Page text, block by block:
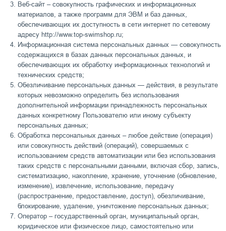
Веб-сайт – совокупность графических и информационных
материалов, а также программ для ЭВМ и баз данных,
обеспечивающих их доступность в сети интернет по сетевому
адресу http://www.top-swimshop.ru;
Информационная система персональных данных — совокупность
содержащихся в базах данных персональных данных, и
обеспечивающих их обработку информационных технологий и
технических средств;
Обезличивание персональных данных — действия, в результате
которых невозможно определить без использования
дополнительной информации принадлежность персональных
данных конкретному Пользователю или иному субъекту
персональных данных;
Обработка персональных данных – любое действие (операция)
или совокупность действий (операций), совершаемых с
использованием средств автоматизации или без использования
таких средств с персональными данными, включая сбор, запись,
систематизацию, накопление, хранение, уточнение (обновление,
изменение), извлечение, использование, передачу
(распространение, предоставление, доступ), обезличивание,
блокирование, удаление, уничтожение персональных данных;
Оператор – государственный орган, муниципальный орган,
юридическое или физическое лицо, самостоятельно или